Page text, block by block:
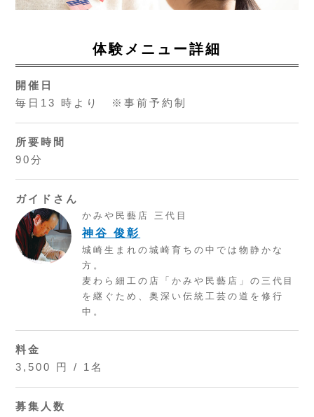
体験メニュー詳細
開催日
毎日13 時より ※事前予約制
所要時間
90分
ガイドさん
かみや民藝店 三代目
神谷 俊彰
城崎生まれの城崎育ちの中では物静かな
方。
麦わら細工の店「かみや民藝店」の三代目
を継ぐため、奥深い伝統工芸の道を修行
中。
料金
3,500 円 / 1名
募集人数